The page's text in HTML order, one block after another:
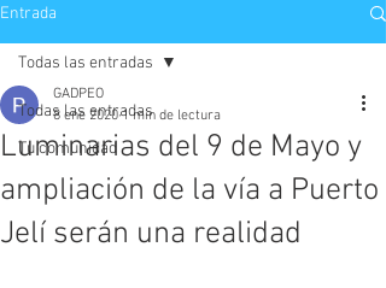
Entrada
Todas las entradas
Tu comunidad
Todas las entradas
Luminarias del 9 de Mayo y
ampliación de la vía a Puerto
Jelí serán una realidad
GADPEO
8 ene 2020 1 min de lectura